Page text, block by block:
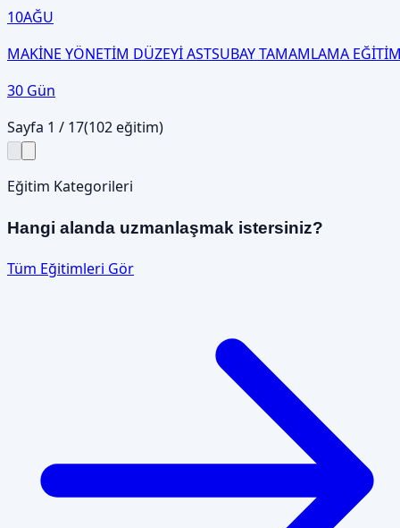
10AĞU
MAKİNE YÖNETİM DÜZEYİ ASTSUBAY TAMAMLAMA
30 Gün
Sayfa 1 / 17(102eğitim)
Eğitim Kategorileri
Hangi alanda uzmanlaşmak istersiniz?
Tüm Eğitimleri Gör